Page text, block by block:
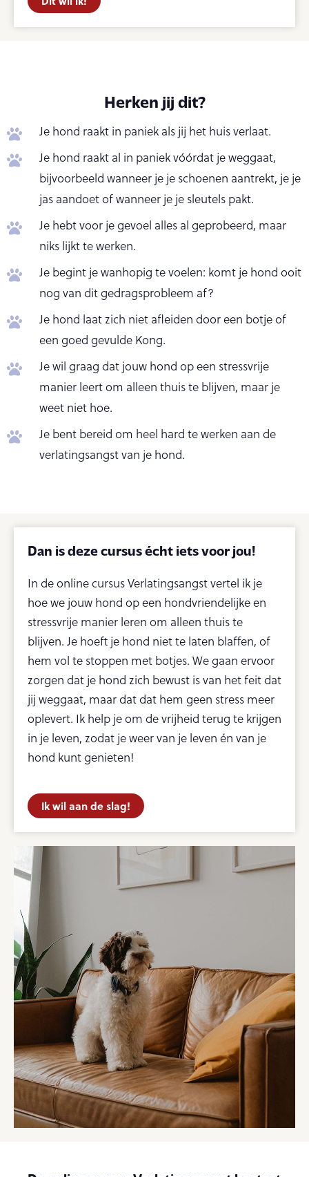
Herken jij dit?
Je hond raakt in paniek als jij het huis verlaat.
Je hond raakt al in paniek vóórdat je weggaat,
bijvoorbeeld wanneer je je schoenen aantrekt, je je
jas aandoet of wanneer je je sleutels pakt.
Je hebt voor je gevoel alles al geprobeerd, maar
niks lijkt te werken.
Je begint je wanhopig te voelen: komt je hond ooit
nog van dit gedragsprobleem af?
Je hond laat zich niet afleiden door een botje of
een goed gevulde Kong.
Je wil graag dat jouw hond op een stressvrije
manier leert om alleen thuis te blijven, maar je
weet niet hoe.
Je bent bereid om heel hard te werken aan de
verlatingsangst van je hond.
Dan is deze cursus écht iets voor jou!
In de online cursus Verlatingsangst vertel ik je
hoe we jouw hond op een hondvriendelijke en
stressvrije manier leren om alleen thuis te
blijven. Je hoeft je hond niet te laten blaffen, of
hem vol te stoppen met botjes. We gaan ervoor
zorgen dat je hond zich bewust is van het feit dat
jij weggaat, maar dat dat hem geen stress meer
oplevert. Ik help je om de vrijheid terug te krijgen
in je leven, zodat je weer van je leven én van je
hond kunt genieten!
Ik wil aan de slag!